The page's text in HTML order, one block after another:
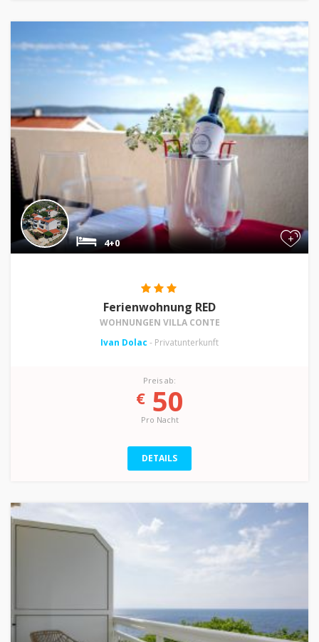
+
4+0
Ferienwohnung RED
WOHNUNGEN VILLA CONTE
Ivan Dolac - Privatunterkunft
Preis ab:
€50
Pro Nacht
DETAILS